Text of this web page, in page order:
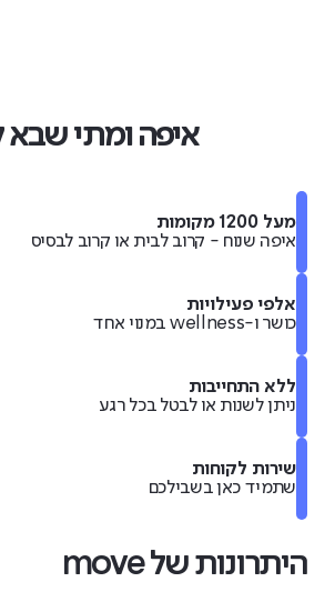
איפה ומתי שבא
מעל 1200 מקומות
איפה שנוח - קרוב לבית או קרוב לבסיס
אלפי פעילויות
כושר ו-wellness במנוי אחד
ללא התחייבות
ניתן לשנות או לבטל בכל רגע
שירות לקוחות
שתמיד כאן בשבילכם
היתרונות של move